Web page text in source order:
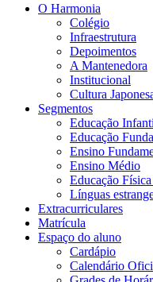
O Harmonia
Colégio
Infraestrutura
Depoimentos
A Mantenedora
Institucional
Cultura
Segmentos
Educação
Educação
Ensino
Ensino Médio
Educação
Línguas
Extracurriculares
Matrícula
Espaço do aluno
Cardápio
Calendário